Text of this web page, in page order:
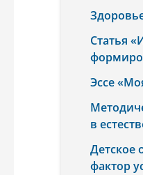
Статья
Эссе
в
Детское
фактор